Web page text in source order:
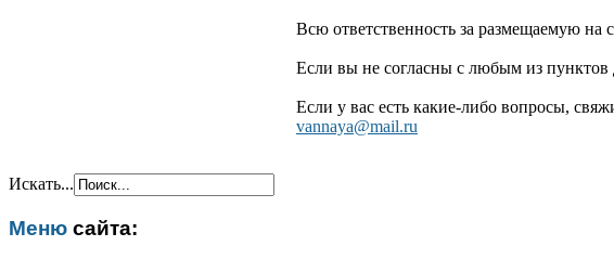
Всю ответственность за размещаемую на
Если вы не согласны с любым из пунктов
Если у вас есть какие-либо вопросы,
vannaya@mail.ru
Искать...
Меню сайта: